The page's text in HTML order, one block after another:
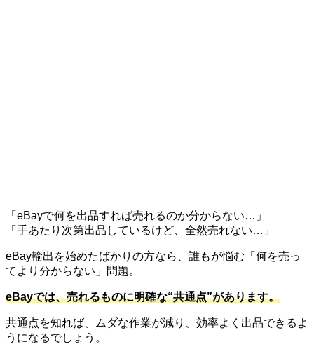
「eBayで何を出品すれば売れるのか分からない…」
「手あたり次第出品しているけど、全然売れない…」
eBay輸出を始めたばかりの方なら、誰もが悩む「何を売っ
てより分からない」問題。
eBayでは、売れるものに明確な“共通点”があります。
共通点を知れば、ムダな作業が減り、効率よく出品できるよ
うになるでしょう。